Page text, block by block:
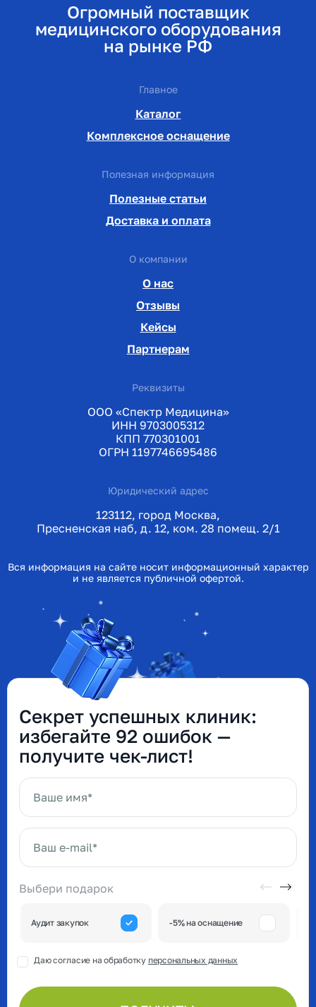
Огромный поставщик
медицинского оборудования
на рынке РФ
Главное
Каталог
Комплексное оснащение
Полезная информация
Полезные статьи
Доставка и оплата
О компании
О нас
Отзывы
Кейсы
Партнерам
Реквизиты
ООО «Спектр Медицина»
ИНН 9703005312
КПП 770301001
ОГРН 1197746695486
Юридический адрес
123112, город Москва,
Пресненская наб, д. 12, ком. 28 помещ. 2/1
Вся информация на сайте носит информационный характер
и не является публичной офертой.
Секрет успешных клиник:
избегайте 92 ошибок —
получите чек-лист!
Выбери подарок
Аудит закупок -5% на оснащение
Даю согласие на обработку персональных данных